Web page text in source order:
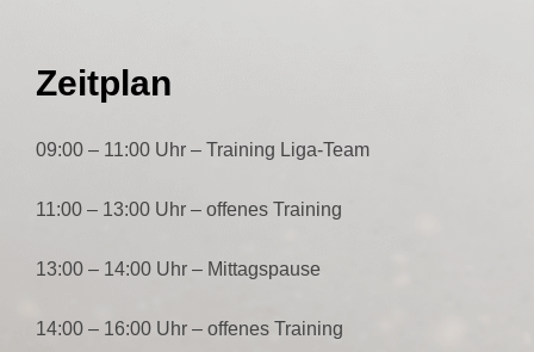
Zeitplan
09:00 – 11:00 Uhr – Training Liga-Team
11:00 – 13:00 Uhr – offenes Training
13:00 – 14:00 Uhr – Mittagspause
14:00 – 16:00 Uhr – offenes Training